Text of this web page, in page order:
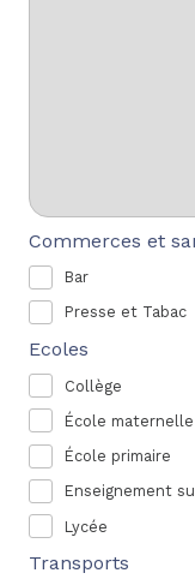
Commerces et
Bar
Presse et Tabac
Ecoles
Collège
École maternelle
École primaire
Enseignement
Lycée
Transports